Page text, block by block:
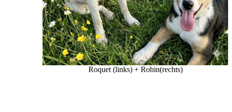
Roquet (links) + Robin(rechts)